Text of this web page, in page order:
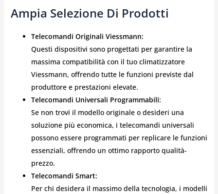
Ampia Selezione Di Prodotti
Telecomandi Originali Viessmann:
Questi dispositivi sono progettati per garantire la
massima compatibilità con il tuo climatizzatore
Viessmann, offrendo tutte le funzioni previste dal
produttore e prestazioni elevate.
Telecomandi Universali Programmabili:
Se non trovi il modello originale o desideri una
soluzione più economica, i telecomandi universali
possono essere programmati per replicare le funzioni
essenziali, offrendo un ottimo rapporto qualità-
prezzo.
Telecomandi Smart:
Per chi desidera il massimo della tecnologia, i modelli